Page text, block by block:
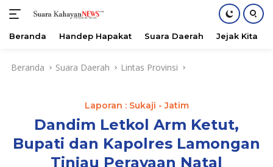
Beranda Handep Hapakat Suara Daerah Jejak Kita
Beranda Suara Daerah Lintas Provinsi
Laporan : Sukaji - Jatim
Dandim Letkol Arm Ketut,
Bupati dan Kapolres Lamongan
Tinjau Perayaan Natal